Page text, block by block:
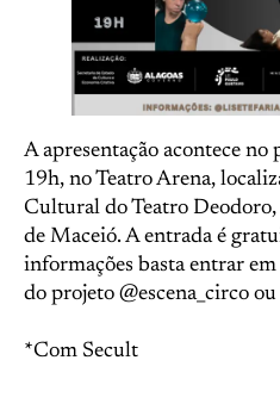
A apresentação acontece
19h, no Teatro Arena,
Cultural do Teatro
de Maceió. A entrada é
informações basta entrar
do projeto @escena_circo
*Com Secult